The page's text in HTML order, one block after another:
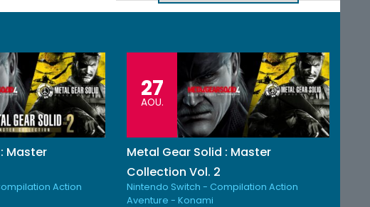
Master
Action
27
AOU.
Metal Gear Solid : Master
Collection Vol. 2
Nintendo Switch - Compilation Action
Aventure - Konami